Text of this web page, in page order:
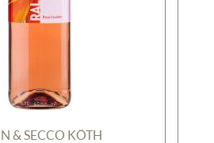
& SECCO KÖTH